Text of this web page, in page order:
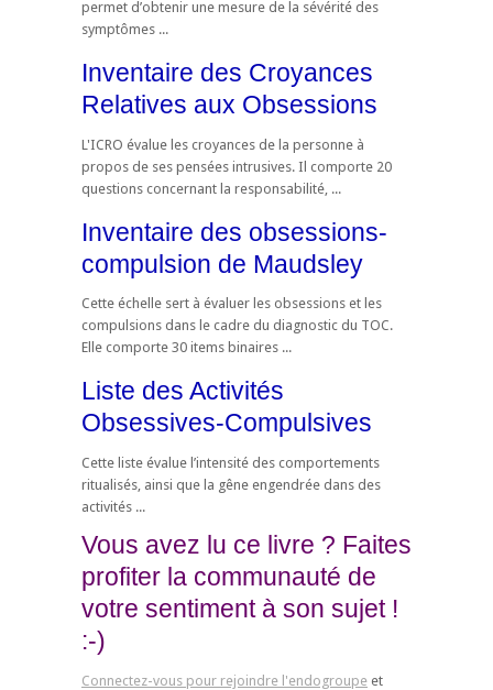
permet d’obtenir une mesure de la sévérité des
symptômes ...
Inventaire des Croyances
Relatives aux Obsessions
L'ICRO évalue les croyances de la personne à
propos de ses pensées intrusives. Il comporte 20
questions concernant la responsabilité, ...
Inventaire des obsessions-
compulsion de Maudsley
Cette échelle sert à évaluer les obsessions et les
compulsions dans le cadre du diagnostic du TOC.
Elle comporte 30 items binaires ...
Liste des Activités
Obsessives-Compulsives
Cette liste évalue l’intensité des comportements
ritualisés, ainsi que la gêne engendrée dans des
activités ...
Vous avez lu ce livre ? Faites
profiter la communauté de
votre sentiment à son sujet !
:-)
Connectez-vous pour rejoindre l'endogroupe et